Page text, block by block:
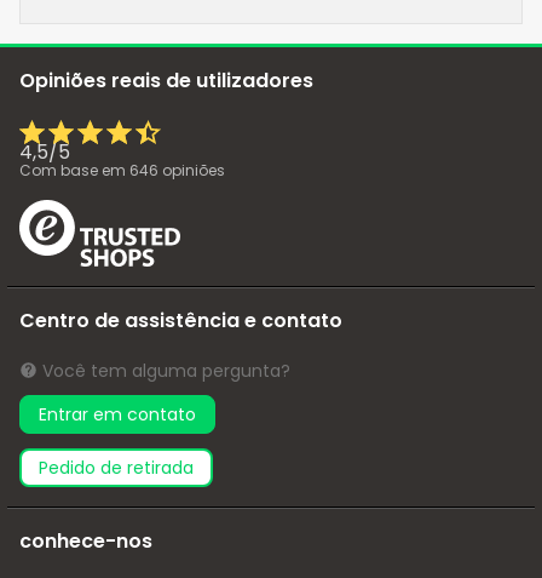
Opiniões reais de utilizadores
4,5/5
Com base em 646 opiniões
Centro de assistência e contato
Você tem alguma pergunta?
Entrar em contato
pedido de retirada
conhece-nos